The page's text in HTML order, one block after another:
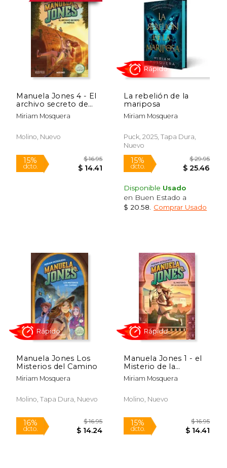
Manuela Jones 4 - El
archivo secreto de
Mérida (en spa)
Miriam Mosquera
Molino, Nuevo
La rebelión de la
mariposa
Miriam Mosquera
Puck, 2025, Tapa Dura,
Nuevo
Disponible Usado
en Buen Estado a
$ 20.58
Comprar Usado
Manuela Jones Los
Misterios del Camino
Miriam Mosquera
Molino, Tapa Dura, Nuevo
Rápido
Manuela Jones 1 - el
Misterio de la
Alhambra
Miriam Mosquera
Molino, Nuevo